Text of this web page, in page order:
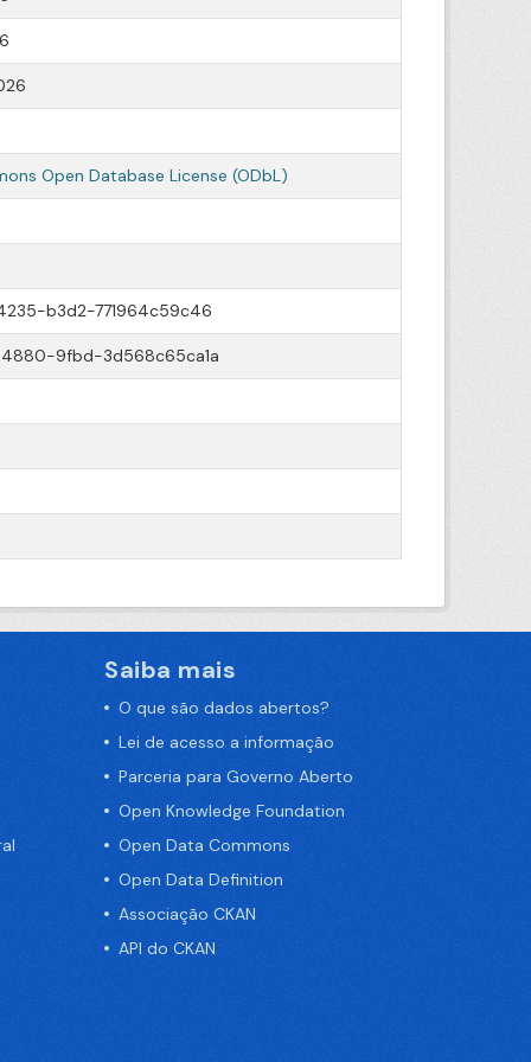
Open Database License (ODbL)
b3d2-771964c59c46
9fbd-3d568c65ca1a
Saiba mais
O que são dados abertos?
Lei de acesso a informação
Parceria para Governo Aberto
Open Knowledge Foundation
Open Data Commons
Open Data Definition
Associação CKAN
API do CKAN